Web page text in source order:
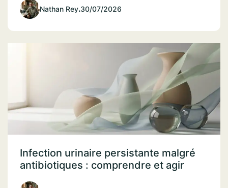
Nathan Rey.30/07/2026
Infection urinaire persistante malgré
antibiotiques : comprendre et agir